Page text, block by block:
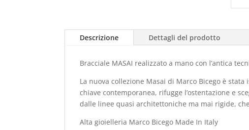
Descrizione Dettagli del prodotto
Bracciale MASAI realizzato a mano con l’antica
La nuova collezione Masai di Marco Bicego è
chiave contemporanea, rifugge l’ostentazione e
dalle linee quasi architettoniche ma mai rigide,
Alta gioielleria Marco Bicego Made In Italy